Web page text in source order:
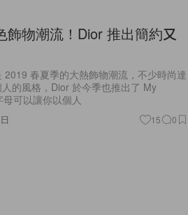
飾物潮流！Dior 推出簡約又
春夏季的大熱飾物潮流，不少時尚達
的風格，Dior 於今季也推出了 My
可以讓你以個人
15 0